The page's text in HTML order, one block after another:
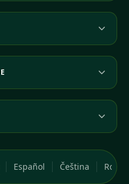
Español Čeština